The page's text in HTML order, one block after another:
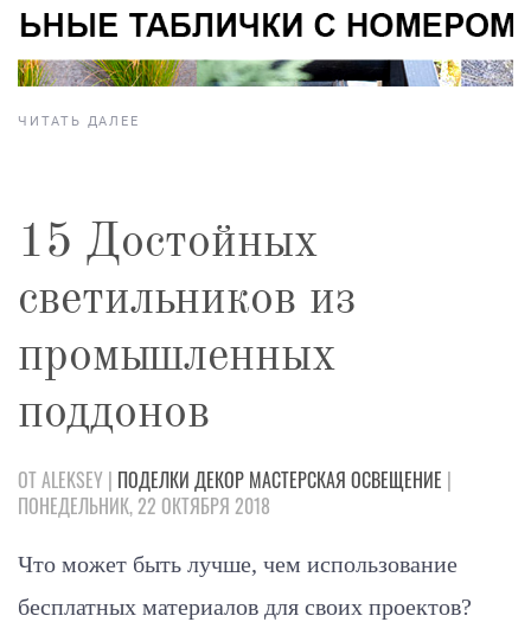
ЧИТАТЬ ДАЛЕЕ
15 Достойных
светильников из
промышленных
поддонов
ОТ ALEKSEY | ПОДЕЛКИ ДЕКОР МАСТЕРСКАЯ ОСВЕЩЕНИЕ |
ПОНЕДЕЛЬНИК, 22 ОКТЯБРЯ 2018
Что может быть лучше, чем использование
бесплатных материалов для своих проектов?